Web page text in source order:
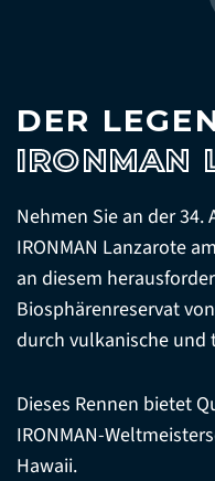
DER
IRONMAN
Nehmen Sie an der 34.
IRONMAN Lanzarote
an diesem
Biosphärenreservat
durch vulkanische
Dieses Rennen bietet
IRONMAN-
Hawaii.